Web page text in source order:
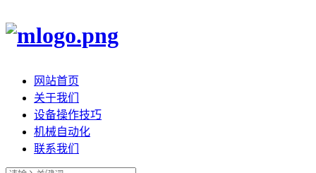
网站首页
关于我们
设备操作技巧
机械自动化
联系我们